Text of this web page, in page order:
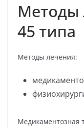
Методы
45 типа
Методы лечения:
Медикаментозная